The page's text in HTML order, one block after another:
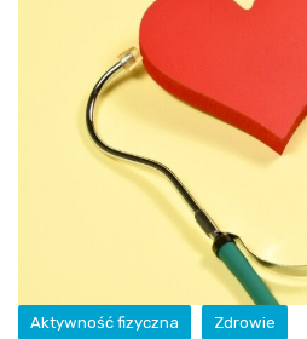
Aktywność fizyczna Zdrowie